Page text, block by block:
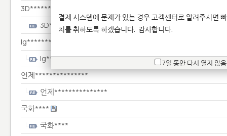
3D***************
3D***************
lg*************************
lg*************************
언제***************
언제***************
국화****
국화****
결제 시스템에 문제가 있는 경우 고객센터로 알려주시면
치를 취하도록 하겠습니다. 감사합니다.
7일 동안 다시 열지 않음